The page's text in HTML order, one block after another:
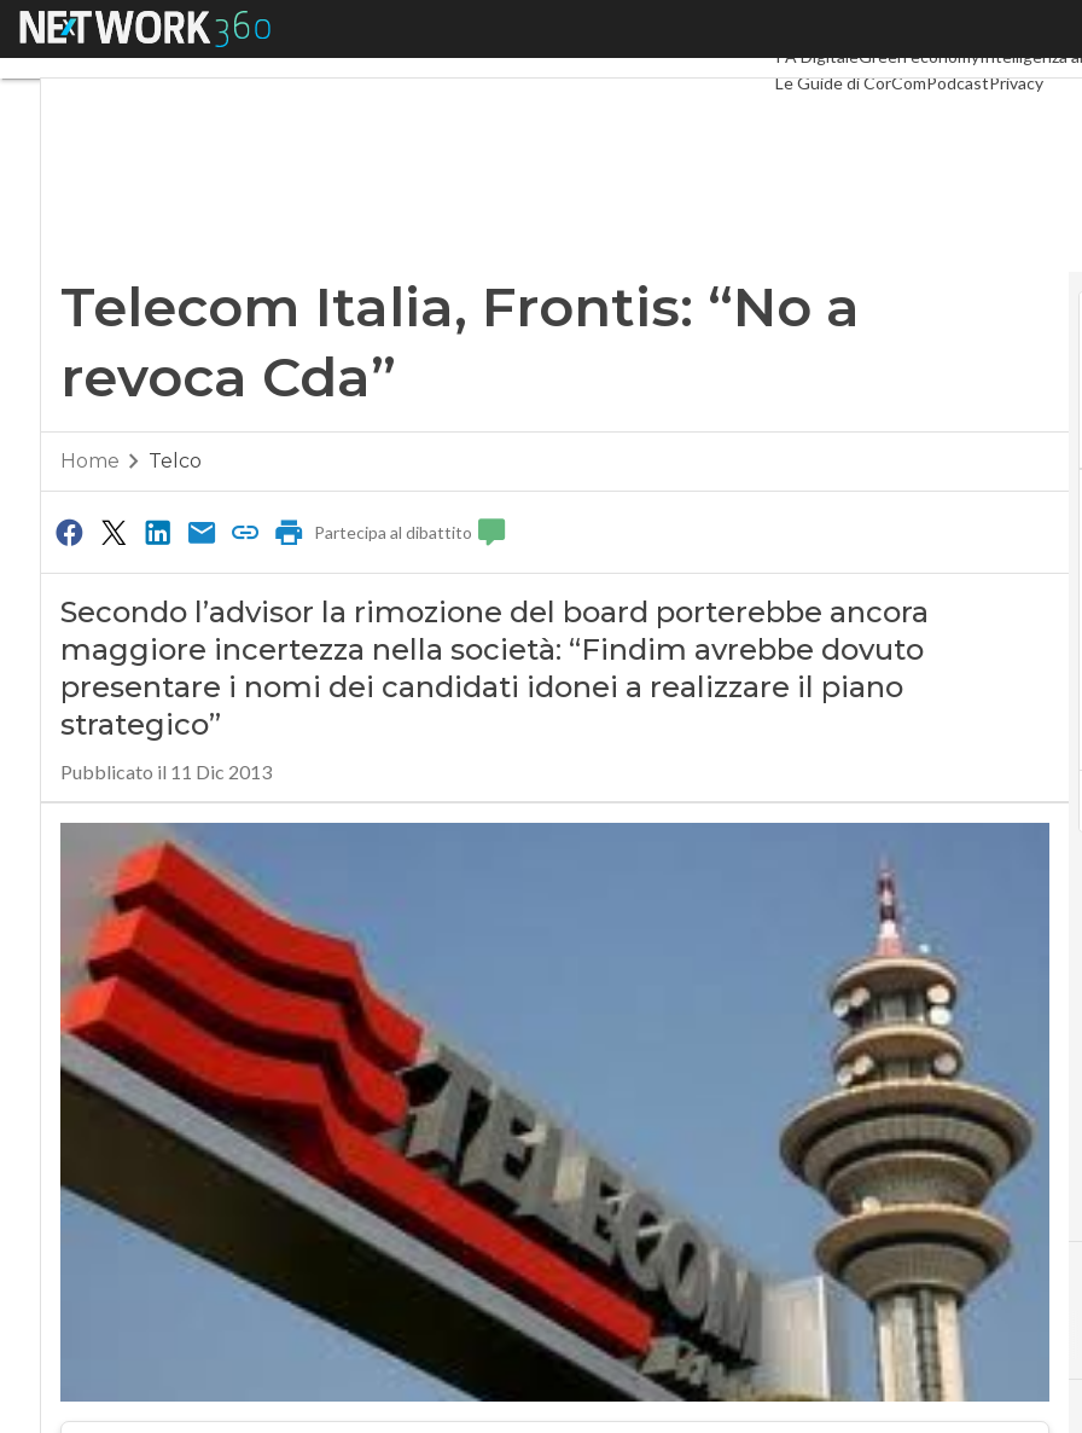
Menu
PA DigitaleGreen economyIntelligenza
Le Guide di CorComPodcastPrivacy
Telecom Italia, Frontis: “No a
revoca Cda”
Home Telco
Partecipa al dibattito
Secondo l’advisor la rimozione del board porterebbe ancora
maggiore incertezza nella società: “Findim avrebbe dovuto
presentare i nomi dei candidati idonei a realizzare il piano
strategico”
Pubblicato il 11 Dic 2013